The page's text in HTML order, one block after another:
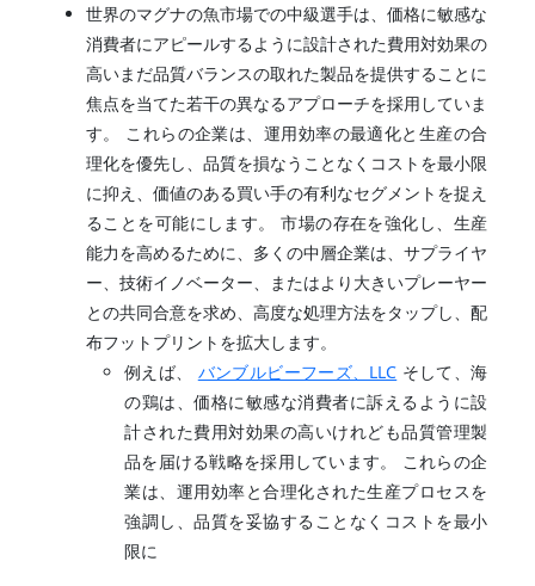
世界のマグナの魚市場での中級選手は、価格に敏感な
消費者にアピールするように設計された費用対効果の
高いまだ品質バランスの取れた製品を提供することに
焦点を当てた若干の異なるアプローチを採用していま
す。 これらの企業は、運用効率の最適化と生産の合
理化を優先し、品質を損なうことなくコストを最小限
に抑え、価値のある買い手の有利なセグメントを捉え
ることを可能にします。 市場の存在を強化し、生産
能力を高めるために、多くの中層企業は、サプライヤ
ー、技術イノベーター、またはより大きいプレーヤー
との共同合意を求め、高度な処理方法をタップし、配
布フットプリントを拡大します。
例えば、 バンブルビーフーズ、LLC そして、海
の鶏は、価格に敏感な消費者に訴えるように設
計された費用対効果の高いけれども品質管理製
品を届ける戦略を採用しています。 これらの企
業は、運用効率と合理化された生産プロセスを
強調し、品質を妥協することなくコストを最小
限に